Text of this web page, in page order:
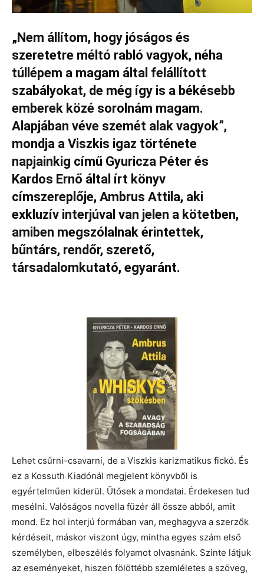
„Nem állítom, hogy jóságos és
szeretetre méltó rabló vagyok, néha
túllépem a magam által felállított
szabályokat, de még így is a békésebb
emberek közé sorolnám magam.
Alapjában véve szemét alak vagyok”,
mondja a Viszkis igaz története
napjainkig című Gyuricza Péter és
Kardos Ernő által írt könyv
címszereplője, Ambrus Attila, aki
exkluzív interjúval van jelen a kötetben,
amiben megszólalnak érintettek,
bűntárs, rendőr, szerető,
társadalomkutató, egyaránt.
Lehet csűrni-csavarni, de a Viszkis karizmatikus fickó. És
ez a Kossuth Kiadónál megjelent könyvből is
egyértelműen kiderül. Ütősek a mondatai. Érdekesen tud
mesélni. Valóságos novella füzér áll össze abból, amit
mond. Ez hol interjú formában van, meghagyva a szerzők
kérdéseit, máskor viszont úgy, mintha egyes szám első
személyben, elbeszélés folyamot olvasnánk. Szinte látjuk
az eseményeket, hiszen fölöttébb szemléletes a szöveg,